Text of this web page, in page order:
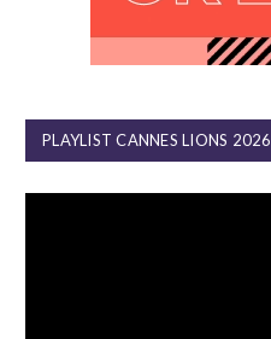
PLAYLIST CANNES LIONS 2026